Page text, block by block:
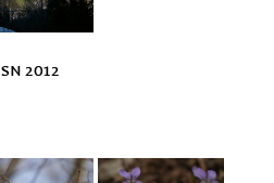
SN 2012